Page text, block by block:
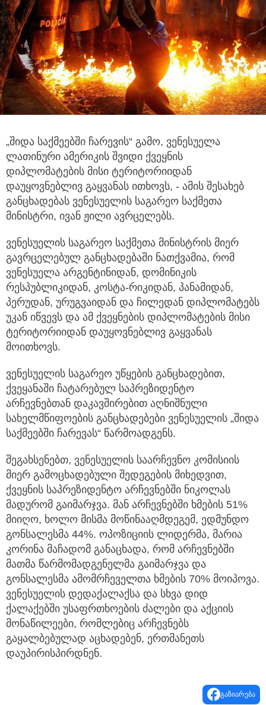
„შიდა საქმეებში ჩარევის“ გამო, ვენესუელა
ლათინური ამერიკის შვიდი ქვეყნის
დიპლომატების მისი ტერიტორიიდან
დაუყოვნებლივ გაყვანას ითხოვს, - ამის შესახებ
განცხადებას ვენესუელის საგარეო საქმეთა
მინისტრი, ივან ჟილი ავრცელებს.
ვენესუელის საგარეო საქმეთა მინისტრის მიერ
გავრცელებულ განცხადებაში ნათქვამია, რომ
ვენესუელა არგენტინიდან, დომინიკის
რესპუბლიკიდან, კოსტა-რიკიდან, პანამიდან,
პერუდან, ურუგვაიდან და ჩილედან დიპლომატებს
უკან იწვევს და ამ ქვეყნების დიპლომატების მისი
ტერიტორიიდან დაუყოვნებლივ გაყვანას
მოითხოვს.
ვენესუელის საგარეო უწყების განცხადებით,
ქვეყანაში ჩატარებულ საპრეზიდენტო
არჩევნებთან დაკავშირებით აღნიშნული
სახელმწიფოების განცხადებები ვენესუელის „შიდა
საქმეებში ჩარევას“ წარმოადგენს.
შეგახსენებთ, ვენესუელის საარჩევნო კომისიის
მიერ გამოცხადებული შედეგების მიხედვით,
ქვეყნის საპრეზიდენტო არჩევნებში ნიკოლას
მადურომ გაიმარჯვა. მან არჩევნებში ხმების 51%
მიიღო, ხოლო მისმა მოწინააღმდეგემ, ედმუნდო
გონსალესმა 44%. ოპოზიციის ლიდერმა, მარია
კორინა მაჩადომ განაცხადა, რომ არჩევნებში
მათმა წარმომადგენელმა გაიმარჯვა და
გონსალესმა ამომრჩეველთა ხმების 70% მოიპოვა.
ვენესუელის დედაქალაქსა და სხვა დიდ
ქალაქებში უსაფრთხოების ძალები და აქციის
მონაწილეები, რომლებიც არჩევნებს
გაყალბებულად აცხადებენ, ერთმანეთს
დაუპირისპირდნენ.
გაზიარება